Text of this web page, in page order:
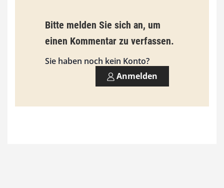
Bitte melden Sie sich an, um
einen Kommentar zu verfassen.
Sie haben noch kein Konto?
Anmelden